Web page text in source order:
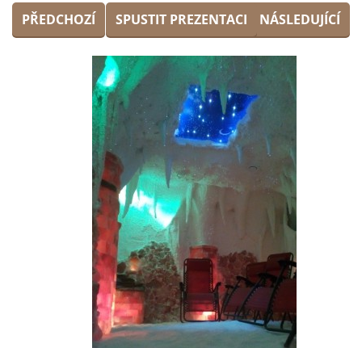
PŘEDCHOZÍ SPUSTIT PREZENTACI NÁSLEDUJÍCÍ